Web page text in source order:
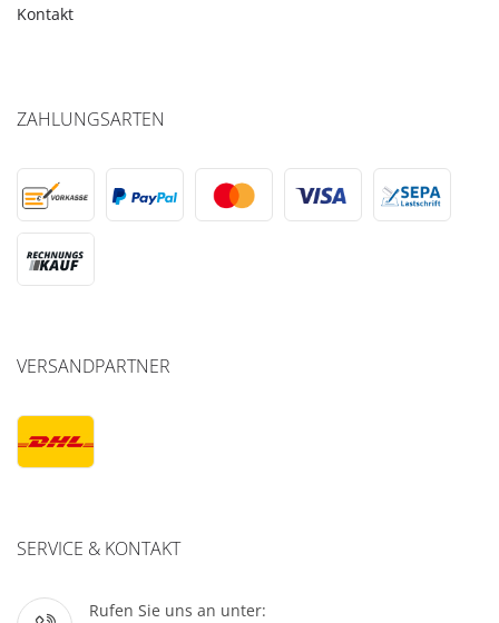
Kontakt
ZAHLUNGSARTEN
VERSANDPARTNER
SERVICE & KONTAKT
Rufen Sie uns an unter: